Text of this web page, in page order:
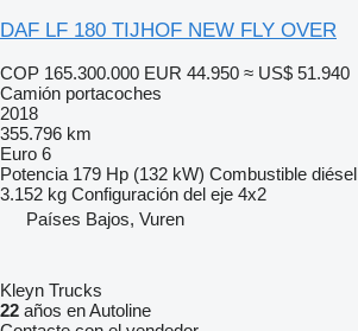
DAF LF 180 TIJHOF NEW FLY OVER
COP 165.300.000 EUR 44.950 ≈ US$ 51.940
Camión portacoches
2018
355.796 km
Euro 6
Potencia 179 Hp (132 kW) Combustible diésel
3.152 kg Configuración del eje 4x2
Países Bajos, Vuren
Kleyn Trucks
22 años en Autoline